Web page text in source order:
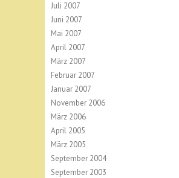
Juli 2007
Juni 2007
Mai 2007
April 2007
März 2007
Februar 2007
Januar 2007
November 2006
März 2006
April 2005
März 2005
September 2004
September 2003